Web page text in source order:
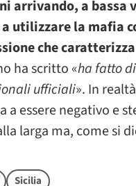
arrivando, a bassa
a utilizzare la mafia
che
ha scritto «ha fatto
ufficiali». In
a essere negativo e
larga ma, come si
Sicilia